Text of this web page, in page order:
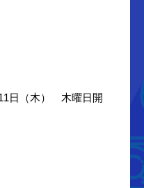
日（木） 木曜日開